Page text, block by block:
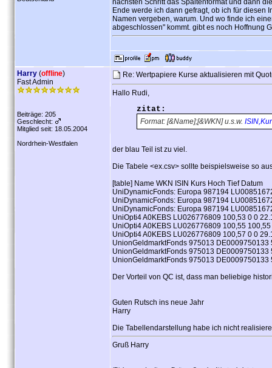
nächsten Schritt das Spaltenformat und dann
Ende werde ich dann gefragt, ob ich für
Namen vergeben, warum. Und wo finde ich
abgeschlossen" kommt. gibt es noch Hoffnung
Harry (offline)
Fast Admin
Beiträge: 205
Geschlecht:
Mitglied seit: 18.05.2004
Nordrhein-Westfalen
Re: Wertpapiere Kurse aktualisieren mit
Hallo Rudi,
zitat:
Format: [&Name];[&WKN] u.s.w.
der blau Teil ist zu viel.
Die Tabele <ex.csv> sollte beispielsweise so
[table] Name WKN ISIN Kurs Hoch Tief Datum
UniDynamicFonds: Europa 987194
UniDynamicFonds: Europa 987194
UniDynamicFonds: Europa 987194
UniOpti4 A0KEBS LU026776809 100,53 0 0
UniOpti4 A0KEBS LU026776809 100,55
UniOpti4 A0KEBS LU026776809 100,57 0 0
UnionGeldmarktFonds 975013 DE0009750133
UnionGeldmarktFonds 975013
UnionGeldmarktFonds 975013 DE0009750133
Der Vorteil von QC ist, dass man beliebige
Guten Rutsch ins neue Jahr
Harry
Die Tabellendarstellung habe ich nicht
Gruß Harry